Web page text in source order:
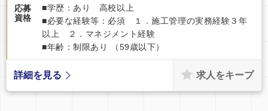
応募
資格
■学歴：あり 高校以上
■必要な経験等：必須 １．施工管理の実務経験３年
以上 ２．マネジメント経験
■年齢：制限あり （59歳以下）
詳細を見る 求人をキープ